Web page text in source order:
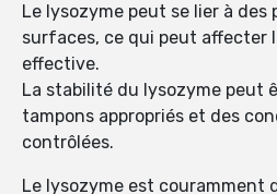
Le lysozyme peut se lier à des
surfaces, ce qui peut affecter
effective.
La stabilité du lysozyme peut
tampons appropriés et des
contrôlées.
Le lysozyme est couramment